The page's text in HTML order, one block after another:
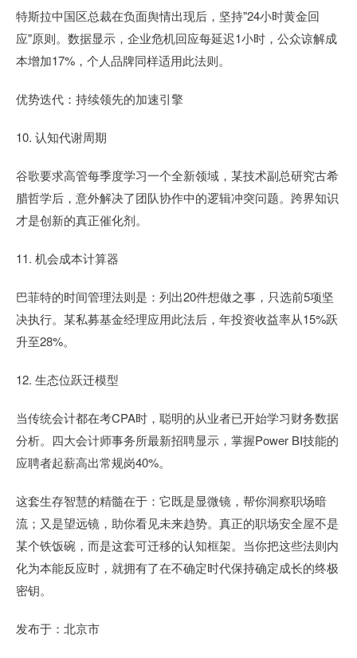
特斯拉中国区总裁在负面舆情出现后，坚持"24小时黄金回
应"原则。数据显示，企业危机回应每延迟1小时，公众谅解成
本增加17%，个人品牌同样适用此法则。
优势迭代：持续领先的加速引擎
10. 认知代谢周期
谷歌要求高管每季度学习一个全新领域，某技术副总研究古希
腊哲学后，意外解决了团队协作中的逻辑冲突问题。跨界知识
才是创新的真正催化剂。
11. 机会成本计算器
巴菲特的时间管理法则是：列出20件想做之事，只选前5项坚
决执行。某私募基金经理应用此法后，年投资收益率从15%跃
升至28%。
12. 生态位跃迁模型
当传统会计都在考CPA时，聪明的从业者已开始学习财务数据
分析。四大会计师事务所最新招聘显示，掌握Power BI技能的
应聘者起薪高出常规岗40%。
这套生存智慧的精髓在于：它既是显微镜，帮你洞察职场暗
流；又是望远镜，助你看见未来趋势。真正的职场安全屋不是
某个铁饭碗，而是这套可迁移的认知框架。当你把这些法则内
化为本能反应时，就拥有了在不确定时代保持确定成长的终极
密钥。
发布于：北京市